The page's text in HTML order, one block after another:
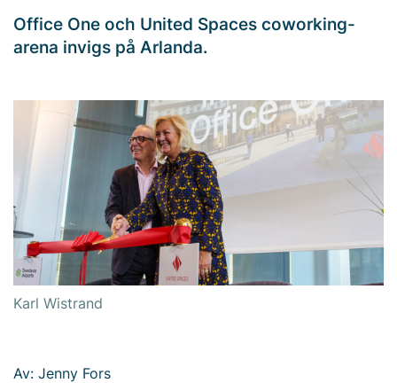
​​​Office One och United Spaces coworking-
arena invigs på Arlanda.
Karl Wistrand
Av: Jenny Fors